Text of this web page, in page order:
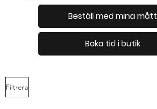
Filtrera
Boka tid i butik
Beställ med mina mått